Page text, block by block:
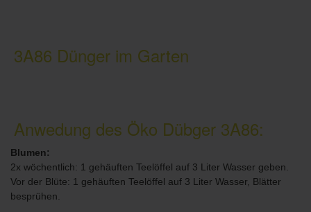
3A86 Dünger im Garten
Anwedung des Öko Dübger 3A86:
Blumen:
2x wöchentlich: 1 gehäuften Teelöffel auf 3 Liter Wasser geben.
Vor der Blüte: 1 gehäuften Teelöffel auf 3 Liter Wasser, Blätter
besprühen.